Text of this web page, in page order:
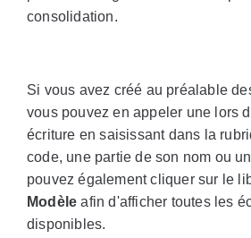
consolidation.
Si vous avez créé au préalable
vous pouvez en appeler une lors
écriture en saisissant dans la
code, une partie de son nom ou
pouvez également cliquer sur le
Modèle afin d'afficher toutes les
disponibles.